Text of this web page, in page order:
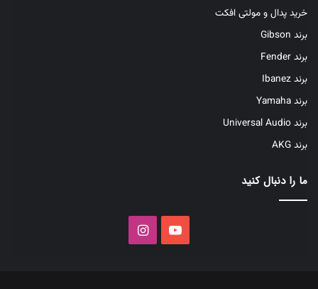
خرید پدال و مولتی افکت
برند Gibson
برند Fender
برند Ibanez
برند Yamaha
برند Universal Audio
برند AKG
ما را دنبال کنید
یوتیوب